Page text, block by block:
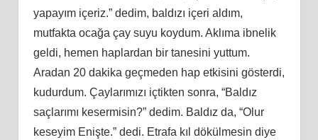
yapayım içeriz.” dedim, baldızı içeri aldım,
mutfakta ocağa çay suyu koydum. Aklıma ibnelik
geldi, hemen haplardan bir tanesini yuttum.
Aradan 20 dakika geçmeden hap etkisini gösterdi,
kudurdum. Çaylarımızı içtikten sonra, “Baldız
saçlarımı kesermisin?” dedim. Baldız da, “Olur
keseyim Enişte.” dedi. Etrafa kıl dökülmesin diye